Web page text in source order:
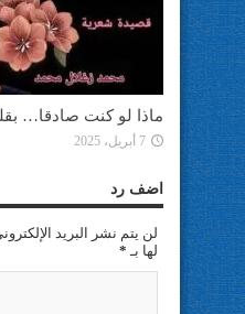
ماذا لو كنت صادقا…
7 أبريل، 2025
اضف رد
لن يتم نشر البريد
لها بـ *